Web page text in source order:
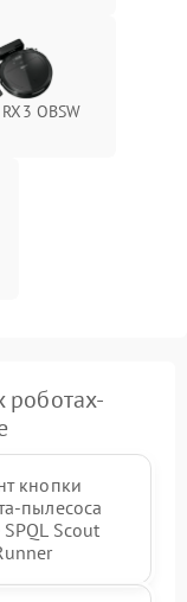
OBSW
роботах-
кнопки
пылесоса
Scout